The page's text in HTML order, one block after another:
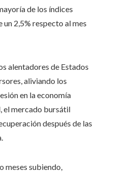
de los índices
un 2,5% respecto al mes
alentadores de Estados
aliviando los
en la economía
el mercado bursátil
después de las
meses subiendo,